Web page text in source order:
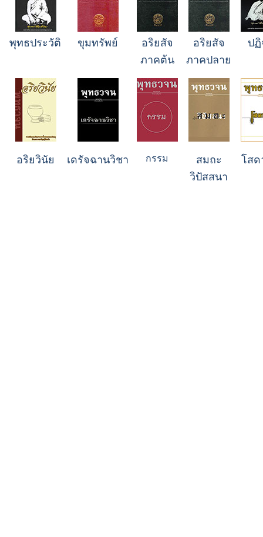
พุทธประวัติ ขุมทรัพย์
อริยสัจ
ภาคต้น
อริยสัจ
ภาคปลาย
ป
อริยวินัย เดรัจฉานวิชา กรรม
สมถะ
วิปัสสนา
โส